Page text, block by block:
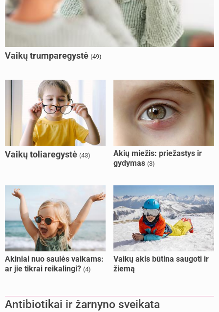
Vaikų trumparegystė (49)
Vaikų toliaregystė (43)
Akių miežis: priežastys ir
gydymas (3)
Akiniai nuo saulės vaikams:
ar jie tikrai reikalingi? (4)
Vaikų akis būtina saugoti ir
žiemą
Antibiotikai ir žarnyno sveikata